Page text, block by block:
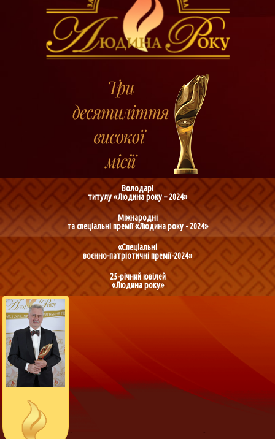
Володарі
титулу «Людина року – 2024»
Міжнародні
та спеціальні премії «Людина року - 2024»
«Спеціальні
воєнно-патріотичні премії-2024»
25-річний ювілей
«Людина року»